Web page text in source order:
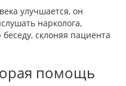
улучшается, он
нарколога,
склоняя пациента
помощь